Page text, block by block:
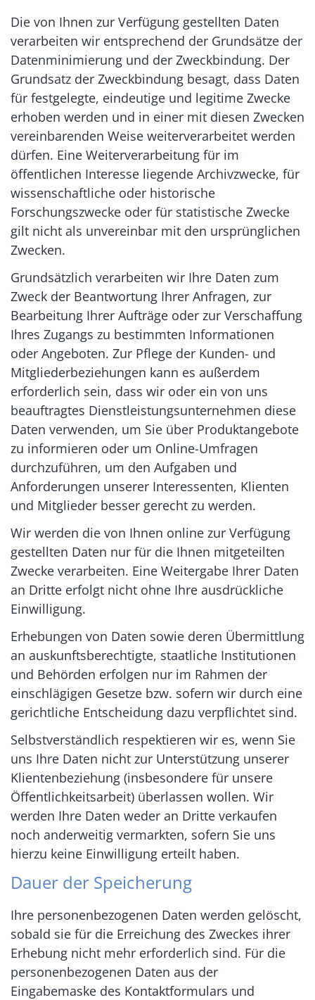
Die von Ihnen zur Verfügung gestellten Daten
verarbeiten wir entsprechend der Grundsätze der
Datenminimierung und der Zweckbindung. Der
Grundsatz der Zweckbindung besagt, dass Daten
für festgelegte, eindeutige und legitime Zwecke
erhoben werden und in einer mit diesen Zwecken
vereinbarenden Weise weiterverarbeitet werden
dürfen. Eine Weiterverarbeitung für im
öffentlichen Interesse liegende Archivzwecke, für
wissenschaftliche oder historische
Forschungszwecke oder für statistische Zwecke
gilt nicht als unvereinbar mit den ursprünglichen
Zwecken.
Grundsätzlich verarbeiten wir Ihre Daten zum
Zweck der Beantwortung Ihrer Anfragen, zur
Bearbeitung Ihrer Aufträge oder zur Verschaffung
Ihres Zugangs zu bestimmten Informationen
oder Angeboten. Zur Pflege der Kunden- und
Mitgliederbeziehungen kann es außerdem
erforderlich sein, dass wir oder ein von uns
beauftragtes Dienstleistungsunternehmen diese
Daten verwenden, um Sie über Produktangebote
zu informieren oder um Online-Umfragen
durchzuführen, um den Aufgaben und
Anforderungen unserer Interessenten, Klienten
und Mitglieder besser gerecht zu werden.
Wir werden die von Ihnen online zur Verfügung
gestellten Daten nur für die Ihnen mitgeteilten
Zwecke verarbeiten. Eine Weitergabe Ihrer Daten
an Dritte erfolgt nicht ohne Ihre ausdrückliche
Einwilligung.
Erhebungen von Daten sowie deren Übermittlung
an auskunftsberechtigte, staatliche Institutionen
und Behörden erfolgen nur im Rahmen der
einschlägigen Gesetze bzw. sofern wir durch eine
gerichtliche Entscheidung dazu verpflichtet sind.
Selbstverständlich respektieren wir es, wenn Sie
uns Ihre Daten nicht zur Unterstützung unserer
Klientenbeziehung (insbesondere für unsere
Öffentlichkeitsarbeit) überlassen wollen. Wir
werden Ihre Daten weder an Dritte verkaufen
noch anderweitig vermarkten, sofern Sie uns
hierzu keine Einwilligung erteilt haben.
Dauer der Speicherung
Ihre personenbezogenen Daten werden gelöscht,
sobald sie für die Erreichung des Zweckes ihrer
Erhebung nicht mehr erforderlich sind. Für die
personenbezogenen Daten aus der
Eingabemaske des Kontaktformulars und